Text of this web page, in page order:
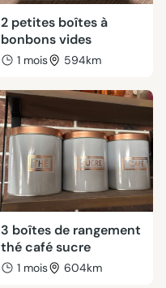
2 petites boîtes à
bonbons vides
1 mois 594km
3 boîtes de rangement
thé café sucre
1 mois 604km